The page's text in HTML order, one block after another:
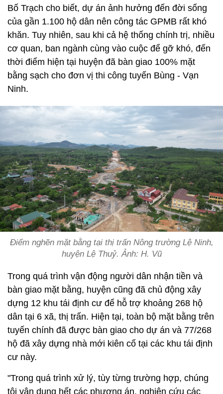
Bố Trạch cho biết, dự án ảnh hưởng đến đời sống
của gần 1.100 hộ dân nên công tác GPMB rất khó
khăn. Tuy nhiên, sau khi cả hệ thống chính trị, nhiều
cơ quan, ban ngành cùng vào cuộc để gỡ khó, đến
thời điểm hiện tại huyện đã bàn giao 100% mặt
bằng sạch cho đơn vị thi công tuyến Bùng - Vạn
Ninh.
Điểm nghẽn mặt bằng tại thị trấn Nông trường Lệ Ninh,
huyện Lệ Thuỷ. Ảnh: H. Vũ
Trong quá trình vận động người dân nhận tiền và
bàn giao mặt bằng, huyện cũng đã chủ động xây
dựng 12 khu tái định cư để hỗ trợ khoảng 268 hộ
dân tại 6 xã, thị trấn. Hiện tại, toàn bộ mặt bằng trên
tuyến chính đã được bàn giao cho dự án và 77/268
hộ đã xây dựng nhà mới kiên cố tại các khu tái định
cư này.
"Trong quá trình xử lý, tùy từng trường hợp, chúng
tôi vận dụng hết các phương án, nghiên cứu các